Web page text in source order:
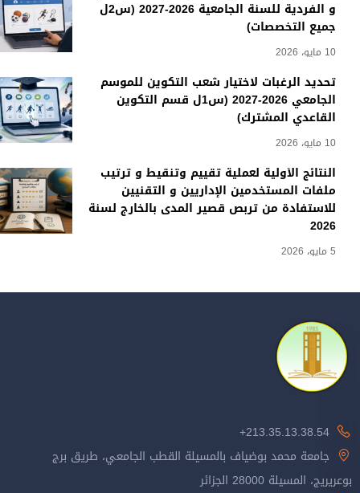
و الفردية للسنة الجامعية 2026-2027 (س2ل
جميع التخصصات)
10 مايو، 2026
تحديد الرغبات لاختيار شعب التكوين للموسم
الجامعي 2026-2027 (س1ل قسم التكوين
القاعدي المشترك)
10 مايو، 2026
النتائج الأولية لعملية تقييم وتنقيط و ترتيب
ملفات المستخدمين الإداريين و التقنيين
للاستفادة من تربص قصير المدى بالخارج لسنة
2026
5 مايو، 2026
213.35.13.38.54+
جامعة محمد بوضياف بالمسيلة القطب الجامعي، طريق برج
بوعريريج، المسيلة 28000 الجزائر